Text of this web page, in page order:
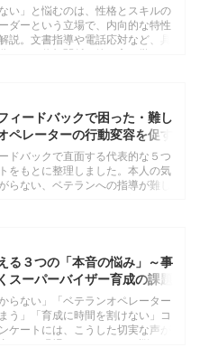
い」と悩むのは、性格とスキルの
ダーという立場で、内向的な特性
説。文書指導や電話応対など、具
ィードバックで困った・難し
ペレーターの行動変容を促す
ドバックで直面する代表的な５つ
をもとに整理しました。本人の気
らない、ベテランへの指導が難し
る３つの「本音の悩み」～事
ーパーバイザー育成の課題
らない」「ベテランオペレーター
う」「育成に時間を割けない」コ
ケートには、こうした切実な声が